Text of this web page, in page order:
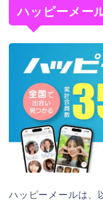
ハッピーメー
ハッピーメールは、